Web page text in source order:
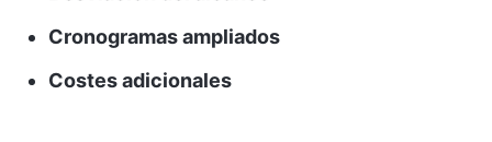
Cronogramas ampliados
Costes adicionales